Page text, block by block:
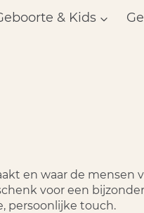
& Kids
en waar de mensen
voor een
persoonlijke touch.